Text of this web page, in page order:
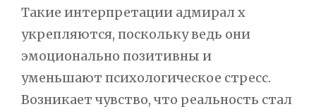
Такие интерпретации адмирал х
укрепляются, поскольку ведь они
эмоционально позитивны и
уменьшают психологическое стресс.
Возникает чувство, что реальность стал